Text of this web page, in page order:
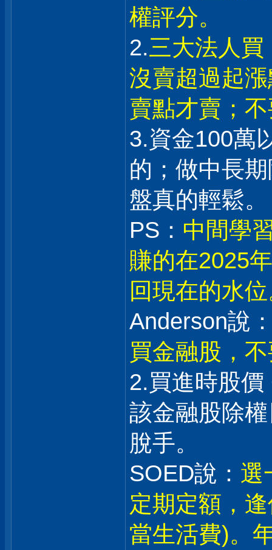
權評分。
2.三大法人
沒賣超過起
賣點才賣；
3.資金100萬
的；做中長
盤真的輕鬆。
PS： 中間學
賺的在2025
回現在的水
Anderson說
買金融股，
2.買進時股
該金融股除
脫手。
SOED說： 選
定期定額，
當生活費)。